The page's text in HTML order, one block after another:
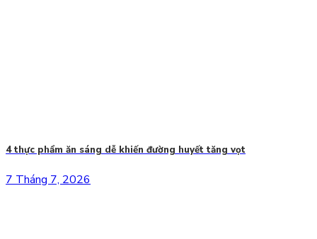
4 thực phẩm ăn sáng dễ khiến đường huyết tăng vọt
7 Tháng 7, 2026